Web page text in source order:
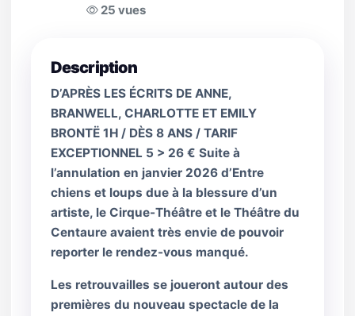
25 vues
Description
D’APRÈS LES ÉCRITS DE ANNE,
BRANWELL, CHARLOTTE ET EMILY
BRONTË 1H / DÈS 8 ANS / TARIF
EXCEPTIONNEL 5 > 26 € Suite à
l’annulation en janvier 2026 d’Entre
chiens et loups due à la blessure d’un
artiste, le Cirque-Théâtre et le Théâtre du
Centaure avaient très envie de pouvoir
reporter le rendez-vous manqué.
Les retrouvailles se joueront autour des
premières du nouveau spectacle de la